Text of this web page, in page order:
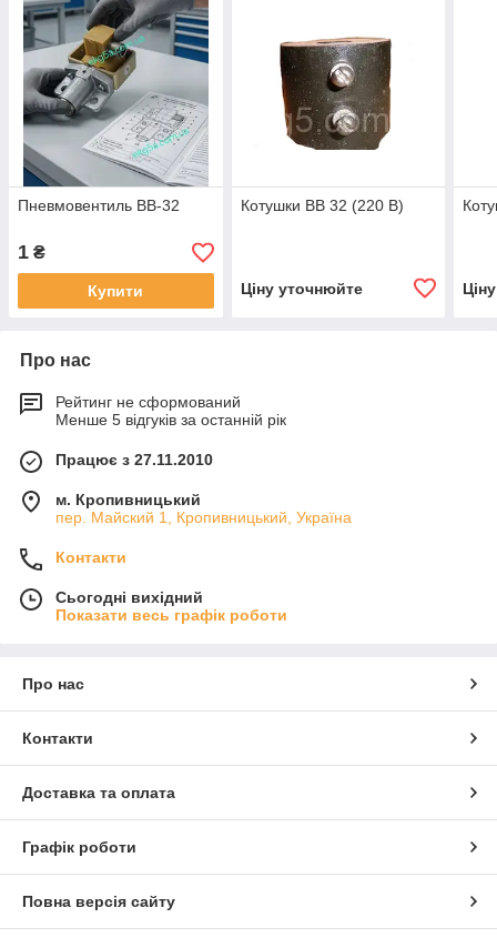
Пневмовентиль ВВ-32
1 ₴
Купити
Котушки ВВ 32 (220 В)
Ціну уточнюйте
Про нас
Рейтинг не сформований
Менше 5 відгуків за останній рік
Працює з 27.11.2010
м. Кропивницький
пер. Майский 1, Кропивницький, Україна
Контакти
Сьогодні вихідний
Показати весь графік роботи
Про нас
Контакти
Доставка та оплата
Графік роботи
Повна версія сайту